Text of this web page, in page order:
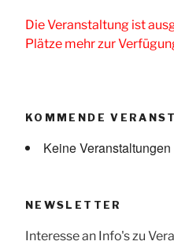
Die Veranstaltung ist
Plätze mehr zur
KOMMENDE
Keine Veranstaltungen
NEWSLETTER
Interesse an Info's zu